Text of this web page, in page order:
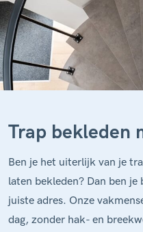
Trap bekleden
Ben je het uiterlijk van je
laten bekleden? Dan ben
juiste adres. Onze
dag, zonder hak- en